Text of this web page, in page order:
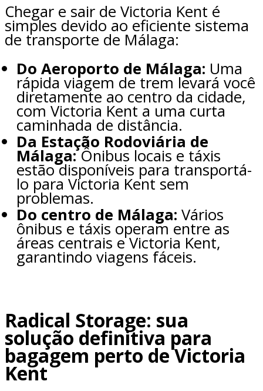
Chegar e sair de Victoria Kent é
simples devido ao eficiente sistema
de transporte de Málaga:
Do Aeroporto de Málaga: Uma
rápida viagem de trem levará você
diretamente ao centro da cidade,
com Victoria Kent a uma curta
caminhada de distância.
Da Estação Rodoviária de
Málaga:Ônibus locais e táxis
estão disponíveis para transportá-
lo para Victoria Kent sem
problemas.
Do centro de Málaga: Vários
ônibus e táxis operam entre as
áreas centrais e Victoria Kent,
garantindo viagens fáceis.
Radical Storage: sua
solução definitiva para
bagagem perto de Victoria
Kent